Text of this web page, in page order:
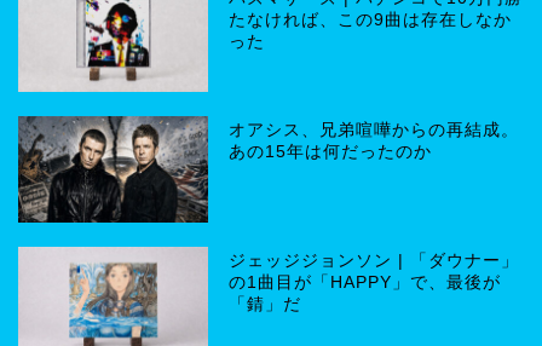
たなければ、この9曲は存在しなか
った
オアシス、兄弟喧嘩からの再結成。
あの15年は何だったのか
ジェッジジョンソン | 「ダウナー」
の1曲目が「HAPPY」で、最後が
「錆」だ